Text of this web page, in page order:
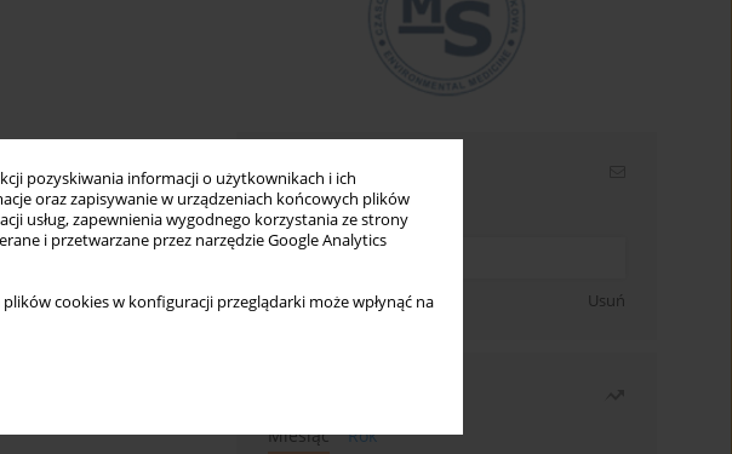
pozyskiwania informacji o użytkownikach i ich
oraz zapisywanie w urządzeniach końcowych plików
usług, zapewnienia wygodnego korzystania ze strony
i przetwarzane przez narzędzie Google Analytics
cookies w konfiguracji przeglądarki może wpłynąć na
Newsletter
Wpisz swój adres email
Zapisz się Usuń
Miesiąc
Rok